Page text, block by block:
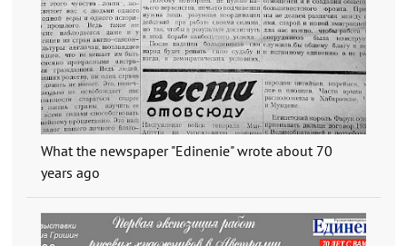
What the newspaper "Edinenie" wrote about 70
years ago